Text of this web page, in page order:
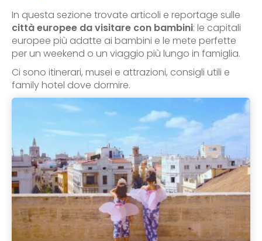
In questa sezione trovate articoli e reportage sulle
città europee da visitare con bambini: le capitali
europee più adatte ai bambini e le mete perfette
per un weekend o un viaggio più lungo in famiglia.
Ci sono itinerari, musei e attrazioni, consigli utili e
family hotel dove dormire.